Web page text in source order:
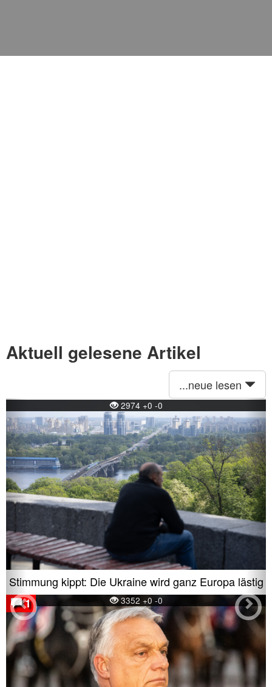
Aktuell gelesene Artikel
...neue lesen
2974 +0 -0
Stimmung kippt: Die Ukraine wird ganz Europa lästig
3352 +0 -0
1